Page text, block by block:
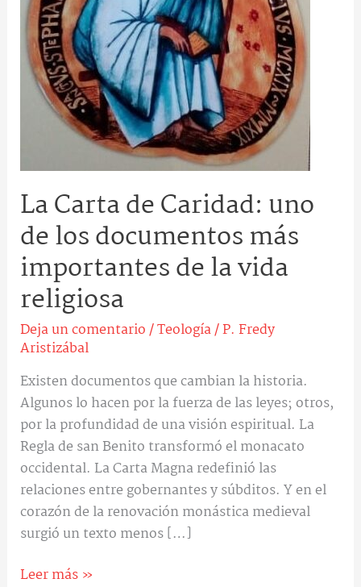
La Carta de Caridad: uno
de los documentos más
importantes de la vida
religiosa
Deja un comentario/Teología/P. Fredy
Aristizábal
Existen documentos que cambian la historia.
Algunos lo hacen por la fuerza de las leyes; otros,
por la profundidad de una visión espiritual. La
Regla de san Benito transformó el monacato
occidental. La Carta Magna redefinió las
relaciones entre gobernantes y súbditos. Y en el
corazón de la renovación monástica medieval
surgió un texto menos […]
los
documentos
más
importantes
religiosa
Leer más »